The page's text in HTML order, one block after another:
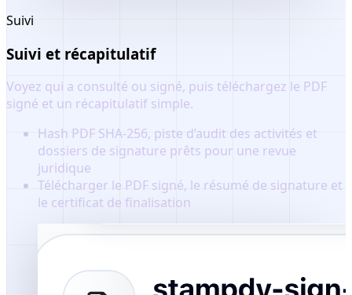
Suivi
Suivi et récapitulatif
Voyez qui a consulté ou signé, puis téléchargez le PDF
signé et un récapitulatif simple.
Hash PDF SHA-256, piste d’audit des activités et
dossiers de signature prêts pour une revue
juridique
Télécharger le PDF signé, le résumé de signature et
le certificat de finalisation